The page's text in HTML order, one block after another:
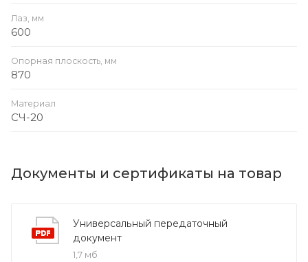
Лаз, мм
600
Опорная плоскость, мм
870
Материал
СЧ-20
Документы и сертификаты на товар
Универсальный передаточный
документ
1,7 мб